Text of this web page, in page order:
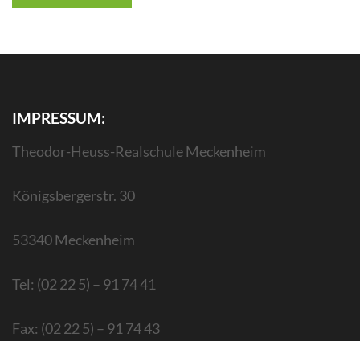
IMPRESSUM:
Theodor-Heuss-Realschule Meckenheim
Königsbergerstr. 30
53340 Meckenheim
Tel: (02 22 5) – 91 74 41
Fax: (02 22 5) – 91 74 43